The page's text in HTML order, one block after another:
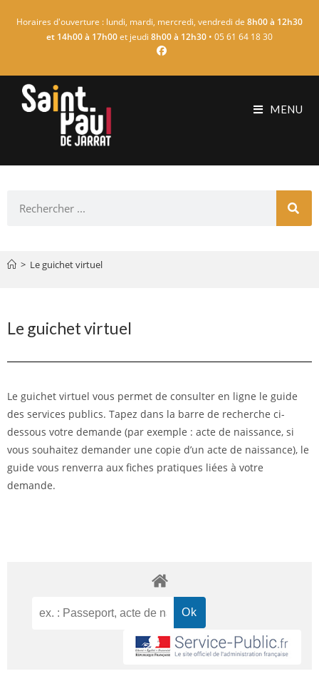
Horaires d'ouverture : lundi, mardi, mercredi, vendredi de 8h00 à 12h30
et 14h00 à 17h00et jeudi 8h00 à 12h30 • 05 61 64 18 30
MENU
> Le guichet virtuel
Le guichet virtuel
Le guichet virtuel vous permet de consulter en ligne le guide
des services publics. Tapez dans la barre de recherche ci-
dessous votre demande (par exemple : acte de naissance, si
vous souhaitez demander une copie d’un acte de naissance), le
guide vous renverra aux fiches pratiques liées à votre
demande.